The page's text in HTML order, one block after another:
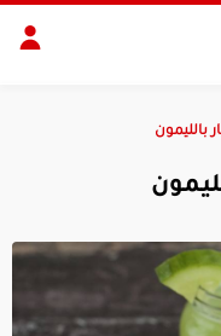
بالليمون